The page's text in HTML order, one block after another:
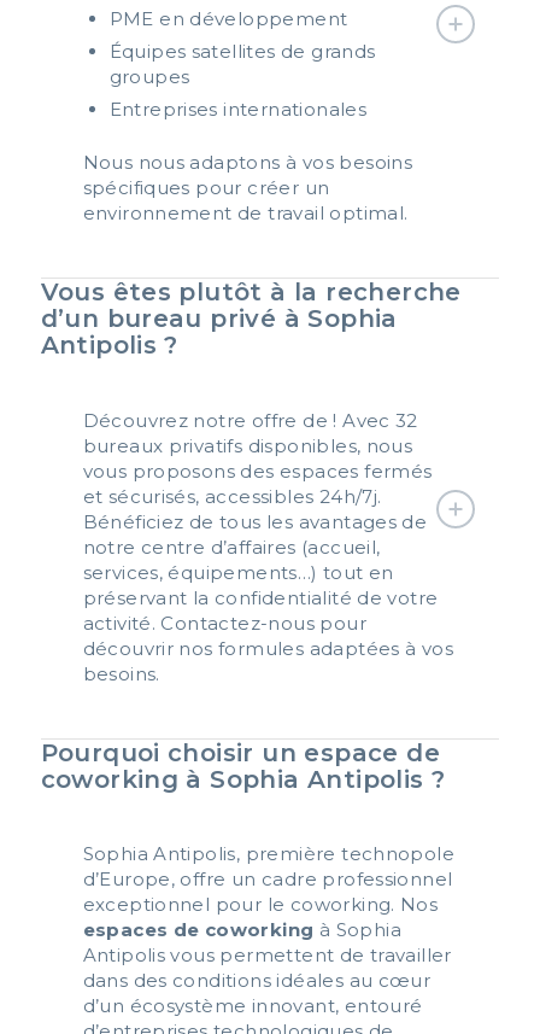
PME en développement
Équipes satellites de grands
groupes
Entreprises internationales
Nous nous adaptons à vos besoins
spécifiques pour créer un
environnement de travail optimal.
Vous êtes plutôt à la recherche
d’un bureau privé à Sophia
Antipolis ?
Découvrez notre offre de ! Avec 32
bureaux privatifs disponibles, nous
vous proposons des espaces fermés
et sécurisés, accessibles 24h/7j.
Bénéficiez de tous les avantages de
notre centre d’affaires (accueil,
services, équipements…) tout en
préservant la confidentialité de votre
activité. Contactez-nous pour
découvrir nos formules adaptées à vos
besoins.
Pourquoi choisir un espace de
coworking à Sophia Antipolis ?
Sophia Antipolis, première technopole
d’Europe, offre un cadre professionnel
exceptionnel pour le coworking. Nos
espaces de coworking à Sophia
Antipolis vous permettent de travailler
dans des conditions idéales au cœur
d’un écosystème innovant, entouré